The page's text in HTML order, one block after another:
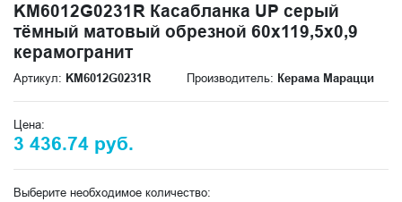
KM6012G0231R Касабланка UP серый
тёмный матовый обрезной 60x119,5x0,9
керамогранит
Артикул: KM6012G0231R Производитель: Керама Марацци
Цена:
3 436.74 руб.
Выберите необходимое количество: